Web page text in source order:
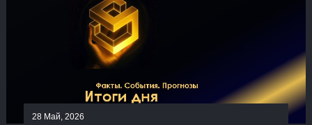
28 Май, 2026